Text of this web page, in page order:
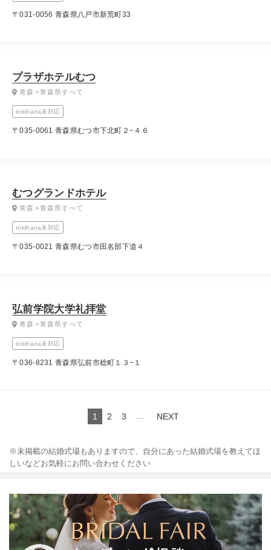
〒031-0056 青森県八戸市新荒町33
プラザホテルむつ
tokihana未対応
〒035-0061 青森県むつ市下北町２−４６
青森 青森県すべて
むつグランドホテル
tokihana未対応
〒035-0021 青森県むつ市田名部下道４
青森 青森県すべて
弘前学院大学礼拝堂
tokihana未対応
〒036-8231 青森県弘前市稔町１３−１
青森 青森県すべて
1 2 3 NEXT
※未掲載の結婚式場もありますので、自分にあった結婚式場を教えてほ
しいなどお気軽にお問い合わせください